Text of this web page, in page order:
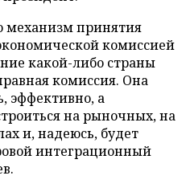
механизм принятия
комиссией
какой-либо страны
комиссия. Она
эффективно, а
на рыночных, на
и, надеюсь, будет
интеграционный